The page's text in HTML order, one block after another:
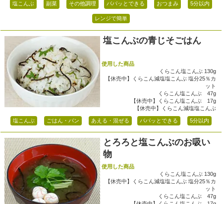
塩こんぶ 副菜 その他調理 パパッとできる おつまみ 5分以内
レンジで簡単
塩こんぶの青じそごはん
使用した商品
くらこん塩こんぶ 130g
【休売中】くらこん減塩塩こんぶ 塩分25％カ
ット
くらこん塩こんぶ 47g
【休売中】くらこん塩こんぶ 17g
【休売中】くらこん減塩塩こんぶ
塩こんぶ ごはん・パン あえる・混ぜる パパッとできる 5分以内
とろろと塩こんぶのお吸い
物
使用した商品
くらこん塩こんぶ 130g
【休売中】くらこん減塩塩こんぶ 塩分25％カ
ット
くらこん塩こんぶ 47g